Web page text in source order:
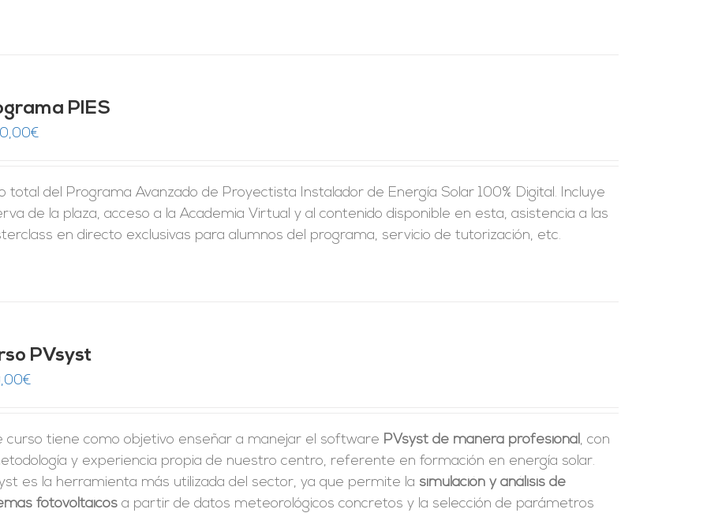
PIES
€
total del Programa Avanzado de Proyectista Instalador de Energía Solar 100% Digital. Incluye
de la plaza, acceso a la Academia Virtual y al contenido disponible en esta, asistencia a las
en directo exclusivas para alumnos del programa, servicio de tutorización, etc.
PVsyst
€
curso tiene como objetivo enseñar a manejar el software PVsyst de manera profesional, con
y experiencia propia de nuestro centro, referente en formación en energía solar.
es la herramienta más utilizada del sector, ya que permite la simulación y análisis de
fotovoltaicos a partir de datos meteorológicos concretos y la selección de parámetros